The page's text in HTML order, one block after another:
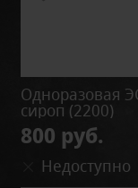
Одноразовая
сироп (2200)
800 руб.
Недоступно